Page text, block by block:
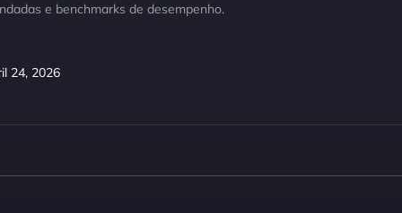
e benchmarks de desempenho.
24, 2026